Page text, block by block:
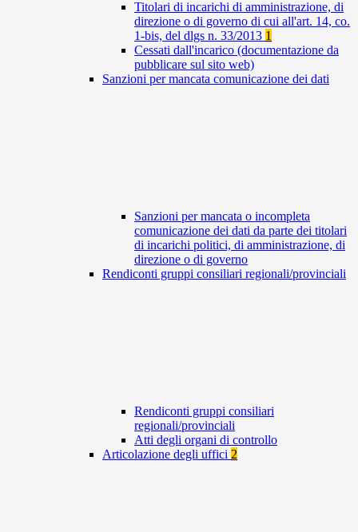
Titolari di incarichi di amministrazione, di
direzione o di governo di cui all'art. 14, co.
1-bis, del dlgs n. 33/2013 1
Cessati dall'incarico (documentazione da
pubblicare sul sito web)
Sanzioni per mancata comunicazione dei dati
Sanzioni per mancata o incompleta
comunicazione dei dati da parte dei titolari
di incarichi politici, di amministrazione, di
direzione o di governo
Rendiconti gruppi consiliari regionali/provinciali
Rendiconti gruppi consiliari
regionali/provinciali
Atti degli organi di controllo
Articolazione degli uffici 2